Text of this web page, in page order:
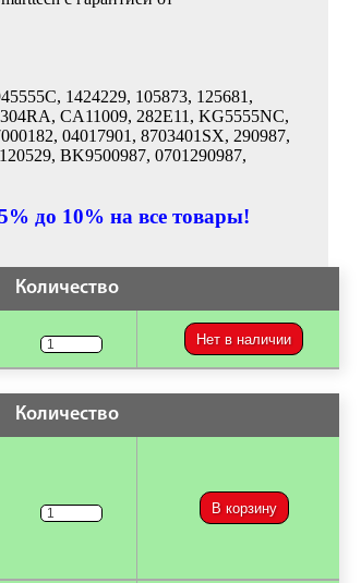
1424229, 105873, 125681,
CA11009, 282E11, KG5555NC,
04017901, 8703401SX, 290987,
BK9500987, 0701290987,
до 10% на все товары!
Количество
Нет в наличии
Количество
В корзину